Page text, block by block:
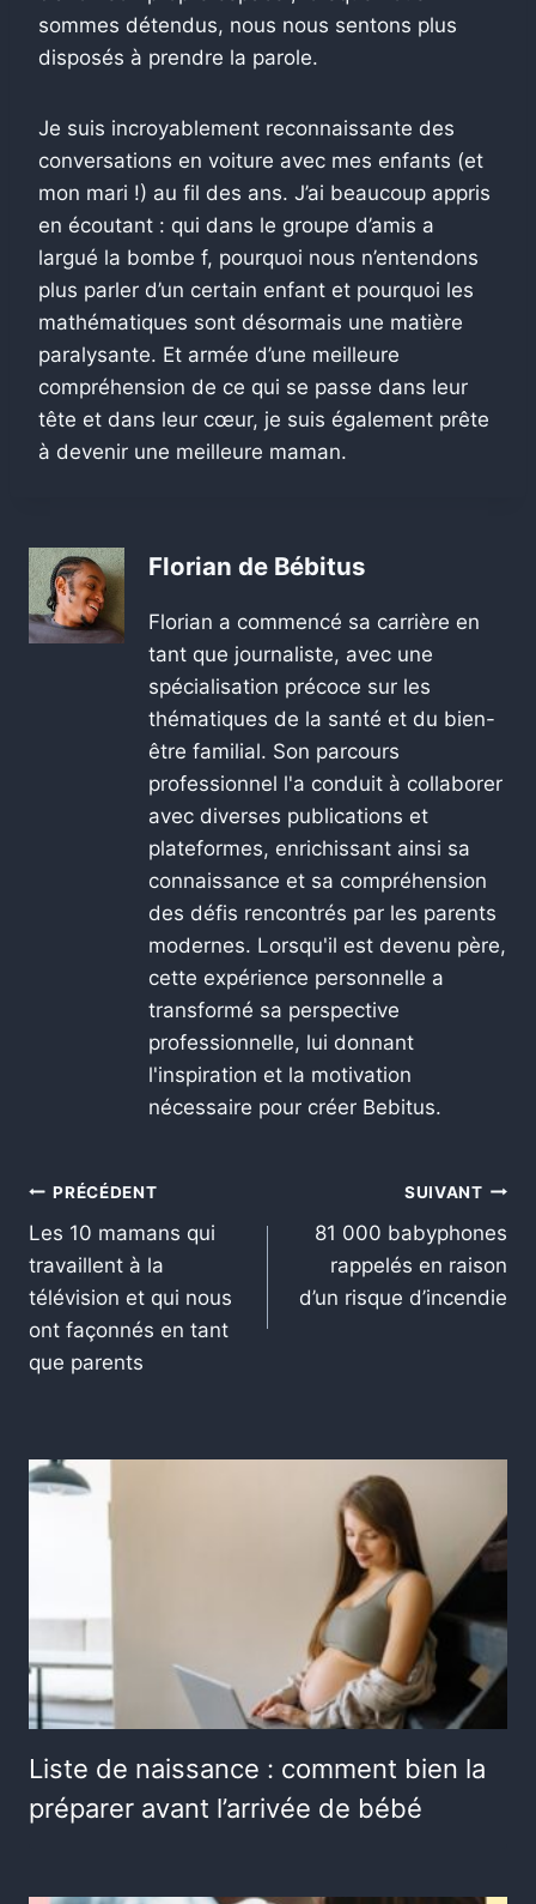
sommes détendus, nous nous sentons plus
disposés à prendre la parole.
Je suis incroyablement reconnaissante des
conversations en voiture avec mes enfants (et
mon mari !) au fil des ans. J’ai beaucoup appris
en écoutant : qui dans le groupe d’amis a
largué la bombe f, pourquoi nous n’entendons
plus parler d’un certain enfant et pourquoi les
mathématiques sont désormais une matière
paralysante. Et armée d’une meilleure
compréhension de ce qui se passe dans leur
tête et dans leur cœur, je suis également prête
à devenir une meilleure maman.
Florian de Bébitus
Florian a commencé sa carrière en
tant que journaliste, avec une
spécialisation précoce sur les
thématiques de la santé et du bien-
être familial. Son parcours
professionnel l'a conduit à collaborer
avec diverses publications et
plateformes, enrichissant ainsi sa
connaissance et sa compréhension
des défis rencontrés par les parents
modernes. Lorsqu'il est devenu père,
cette expérience personnelle a
transformé sa perspective
professionnelle, lui donnant
l'inspiration et la motivation
nécessaire pour créer Bebitus.
PRÉCÉDENT
Les 10 mamans qui
travaillent à la
télévision et qui nous
ont façonnés en tant
que parents
SUIVANT
81 000 babyphones
rappelés en raison
d’un risque d’incendie
Liste de naissance : comment bien la
préparer avant l’arrivée de bébé